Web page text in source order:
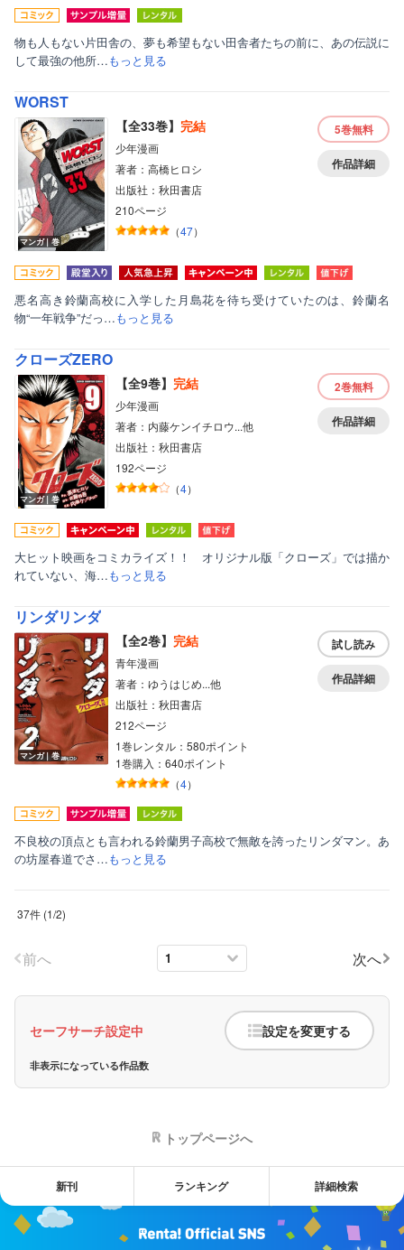
物も人もない片田舎の、夢も希望もない田舎者たちの前に、あの伝説に
して最強の他所…もっと見る
WORST
マンガ｜巻
【全33巻】 完結
少年漫画
著者：高橋ヒロシ
出版社：秋田書店
210ページ
（47）
5巻無料
作品詳細
悪名高き鈴蘭高校に入学した月島花を待ち受けていたのは、鈴蘭名
物“一年戦争”だっ…もっと見る
クローズZERO
マンガ｜巻
【全9巻】 完結
少年漫画
著者：内藤ケンイチロウ...他
出版社：秋田書店
192ページ
（4）
2巻無料
作品詳細
大ヒット映画をコミカライズ！！ オリジナル版「クローズ」では描か
れていない、海…もっと見る
リンダリンダ
マンガ｜巻
【全2巻】 完結
青年漫画
著者：ゆうはじめ...他
出版社：秋田書店
212ページ
1巻レンタル：580ポイント
1巻購入：640ポイント
（4）
試し読み
作品詳細
不良校の頂点とも言われる鈴蘭男子高校で無敵を誇ったリンダマン。あ
の坊屋春道でさ…もっと見る
37件 (1/2)
前へ 次へ
セーフサーチ設定中 設定を変更する
非表示になっている作品数
トップページへ
新刊 ランキング 詳細検索